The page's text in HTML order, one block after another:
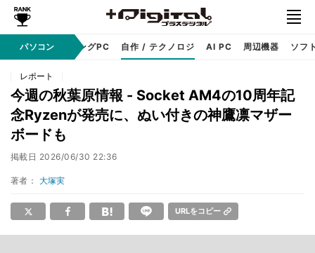
パソコン
PC本体 ゲーミングPC 自作 / テクノロジ AI PC 周辺機器 ソフ
レポート
今週の秋葉原情報 - Socket AM4の10周年記
念Ryzenが発売に、ぬい付きの神鷹凛マザー
ボードも
掲載日 2026/06/30 22:36
著者： 大塚実
URLをコピー